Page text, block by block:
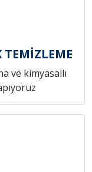
TEMİZLEME
ve kimyasallı